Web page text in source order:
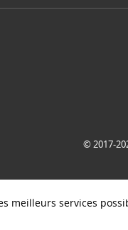
© 2017-
meilleurs services